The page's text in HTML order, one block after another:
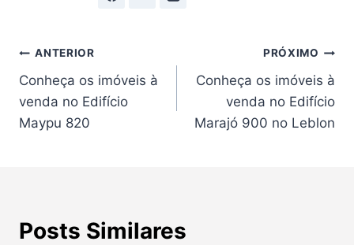
Navegação
de
Post
ANTERIOR
Conheça os imóveis à
venda no Edifício
Maypu 820
PRÓXIMO
Conheça os imóveis à
venda no Edifício
Marajó 900 no Leblon
Posts Similares